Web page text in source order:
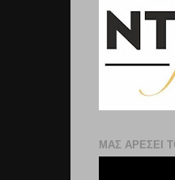
ΜΑΣ ΑΡΕΣΕΙ